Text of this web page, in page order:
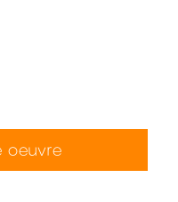
oeuvre